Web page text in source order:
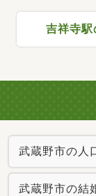
吉祥寺
武蔵野市の人
武蔵野市の結